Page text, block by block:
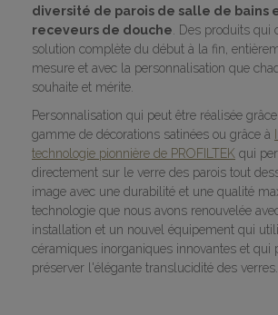
diversité de parois de salle de bains
receveurs de douche . Des produits
solution complète du début à la fin,
mesure et avec la personnalisation que
souhaite et mérite.
Personnalisation qui peut être réalisée
gamme de décorations satinées ou grâce à
technologie pionnière de PROFILTEK qui
directement sur le verre des parois tout
image avec une durabilité et une qualité
technologie que nous avons renouvelée
installation et un nouvel équipement qui
céramiques inorganiques innovantes et qui
préserver l'élégante translucidité des verres.